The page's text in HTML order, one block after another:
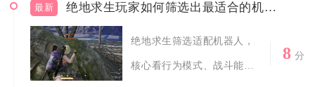
最新 绝地求生玩家如何筛选出最适合的机器人
绝地求生筛选适配机器人，
核心看行为模式、战斗能
8 分